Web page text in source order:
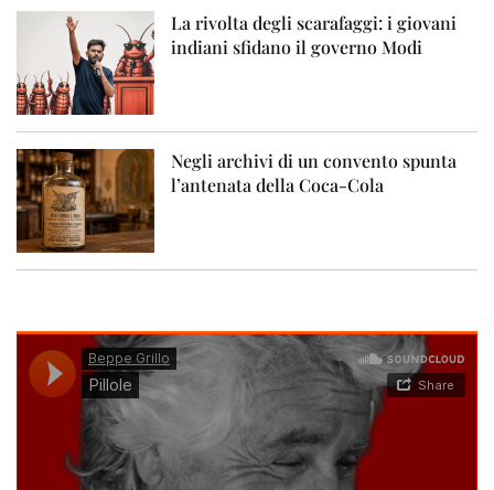
La rivolta degli scarafaggi: i giovani
indiani sfidano il governo Modi
Negli archivi di un convento spunta
l’antenata della Coca-Cola